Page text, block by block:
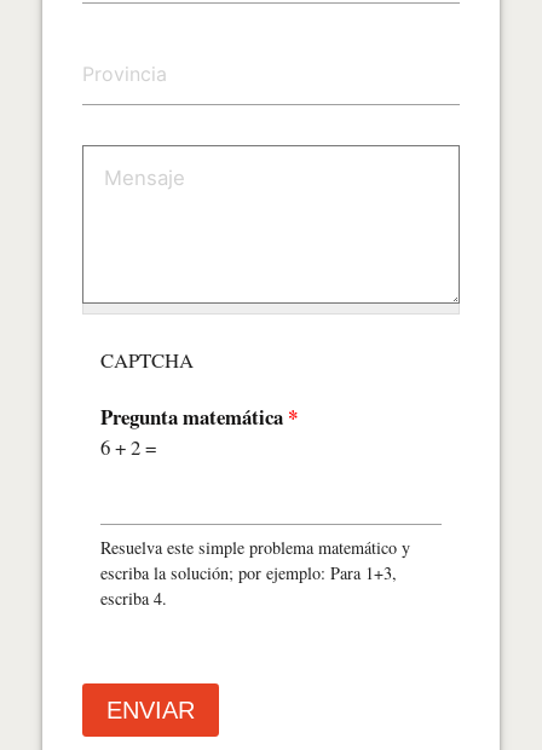
CAPTCHA
Pregunta matemática *
6 + 2 =
Resuelva este simple problema matemático y
escriba la solución; por ejemplo: Para 1+3,
escriba 4.